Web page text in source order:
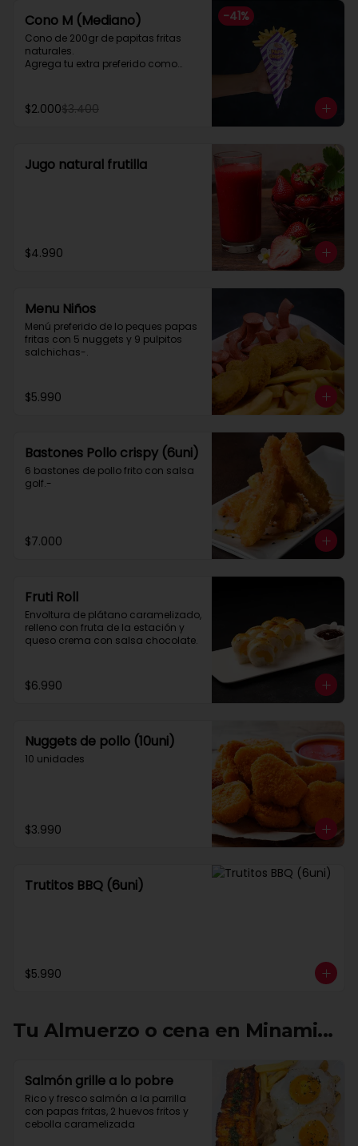
-41%
Cono M (Mediano)
Cono de 200gr de papitas fritas
naturales.
Agrega tu extra preferido como
y mucho mas....
$2.000$3.400
Jugo natural frutilla
$4.990
Menu Niños
Menú preferido de lo peques papas
fritas con 5 nuggets y 9 pulpitos
salchichas-.
$5.990
Bastones Pollo crispy (6uni)
6 bastones de pollo frito con salsa
golf.-
$7.000
Fruti Roll
Envoltura de plátano caramelizado,
relleno con fruta de la estación y
queso crema con salsa chocolate.
$6.990
Nuggets de pollo (10uni)
10 unidades
$3.990
Trutitos BBQ (6uni)
$5.990
Tu Almuerzo o cena en Minami...
Salmón grille a lo pobre
Rico y fresco salmón a la parrilla
con papas fritas, 2 huevos fritos y
cebolla caramelizada